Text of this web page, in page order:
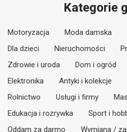
Kategorie
Motoryzacja Moda damska
Dla dzieci
Nieruchomości
Zdrowie i uroda
Dom i ogród
Elektronika
Antyki i kolekcje
Rolnictwo
Usługi i firmy
Edukacja i rozrywka
Sport i
Oddam za darmo
Wymiana /